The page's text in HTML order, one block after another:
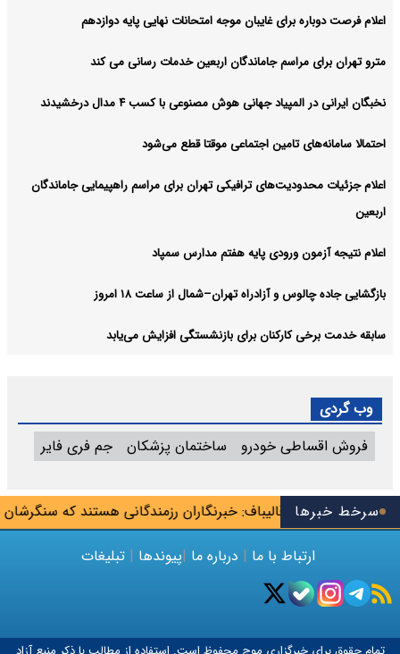
سرخط خبرهاقالیباف: خبرنگاران رزمندگانی هستند که
اعلام فرصت دوباره برای غایبان موجه امتحانات نهایی پایه دوازدهم
مترو تهران برای مراسم جاماندگان اربعین خدمات رسانی می کند
نخبگان ایرانی در المپیاد جهانی هوش مصنوعی با کسب ۴ مدال درخشیدند
احتمالا سامانه‌های تامین اجتماعی موقتا قطع می‌شود
اعلام جزئیات محدودیت‌های ترافیکی تهران برای مراسم راهپیمایی جاماندگان
اربعین
اعلام نتیجه آزمون ورودی پایه هفتم مدارس سمپاد
بازگشایی جاده چالوس و آزادراه تهران–شمال از ساعت ۱۸ امروز
سابقه خدمت برخی کارکنان برای بازنشستگی افزایش می‌یابد
وب گردی
فروش اقساطی خودرو
ساختمان پزشکان جم فری فایر
ارتباط با ما | درباره ما |پیوندها | تبلیغات